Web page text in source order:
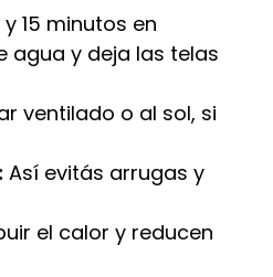
15 minutos en
agua y deja las telas
ventilado o al sol, si
Así evitás arrugas y
el calor y reducen